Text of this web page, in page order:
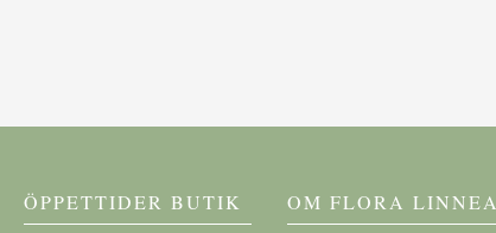
ÖPPETTIDER BUTIK OM FLORA LINNEA